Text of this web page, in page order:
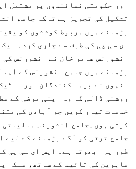
اور حکومتی نمائندوں پر مشتمل
تشکیل کی تجویز ہے تاکہ جامع
بڑھانے میں مربوط کوششوں کو
ای سی پی کی طرف سے جاری کردہ
انشورنس عامر خان نے انشورنس کی
بڑھانے میں جامع انشورنس کے اہم
انہوں نے بیمہ کنندگان اور
روشنی ڈالی کہ وہ اپنی مرضی کے
خدمات تیار کریں جو آبادی کی
کرتی ہوں۔جامع انشورنس مالیاتی
جامع ترقی کو آگے بڑھانے کے لیے
طور پر ابھرتا ہے۔ ایس ای سی پی
ماہرین کی تائید کے ساتھ، ملک